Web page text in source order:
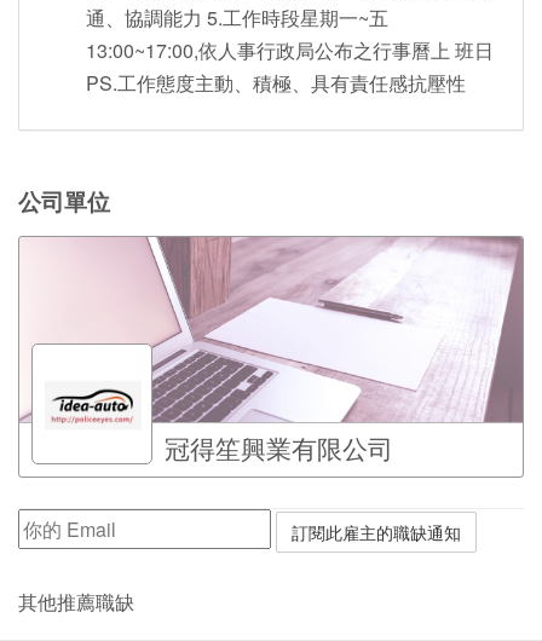
通、協調能力 5.工作時段星期一~五
13:00~17:00,依人事行政局公布之行事曆上 班日
PS.工作態度主動、積極、具有責任感抗壓性
公司單位
冠得笙興業有限公司
其他推薦職缺